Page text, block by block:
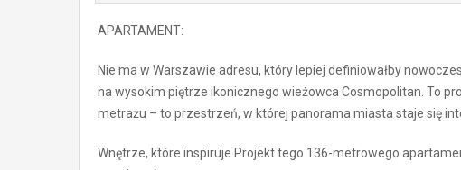
APARTAMENT:
Nie ma w Warszawie adresu, który lepiej definiowałby
na wysokim piętrze ikonicznego wieżowca Cosmopolitan. To
metrażu – to przestrzeń, w której panorama miasta staje się
Wnętrze, które inspiruje Projekt tego 136-metrowego